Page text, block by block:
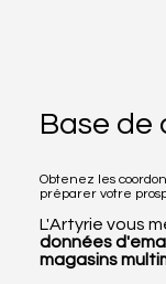
L'Artyrie vous
données
magasins
Obtenez les
préparer votre
Base de